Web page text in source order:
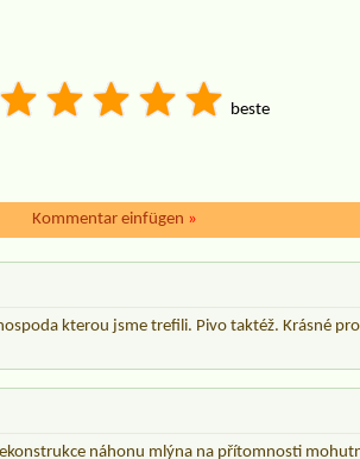
beste
Kommentar einfügen »
kterou jsme trefili. Pivo taktéž. Krásné
náhonu mlýna na přítomnosti